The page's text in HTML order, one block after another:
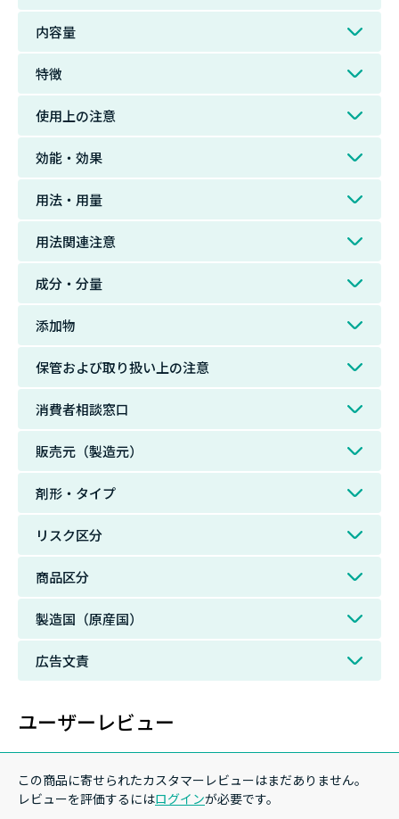
内容量
特徴
使用上の注意
効能・効果
用法・用量
用法関連注意
成分・分量
添加物
保管および取り扱い上の注意
消費者相談窓口
販売元（製造元）
剤形・タイプ
リスク区分
商品区分
製造国（原産国）
広告文責
ユーザーレビュー
この商品に寄せられたカスタマーレビューはまだありません。
レビューを評価するにはログインが必要です。